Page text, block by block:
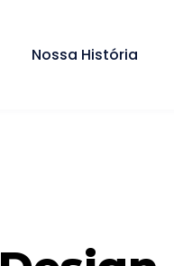
Nossa História